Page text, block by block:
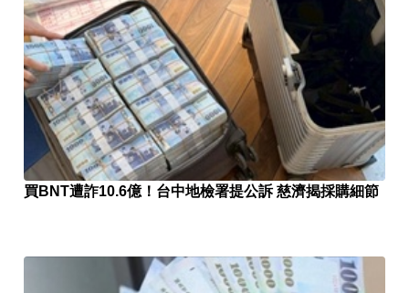
買BNT遭詐10.6億！台中地檢署提公訴 慈濟揭採購細節